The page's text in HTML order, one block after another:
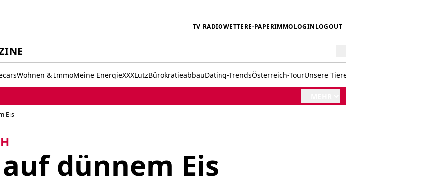
TV RADIOWETTERE-PAPERIMMOLOGINLOGOUT
Wohnen & ImmoMeine EnergieXXXLutzBürokratieabbauDating-TrendsÖsterreich-TourUnsere Tiere
Eis
dünnem Eis